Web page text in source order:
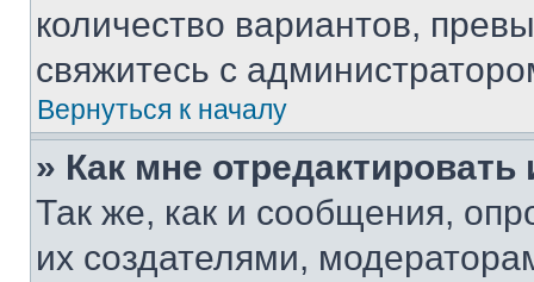
количество вариантов,
свяжитесь с
Вернуться к началу
» Как мне
Так же, как и сообщения,
их создателями,